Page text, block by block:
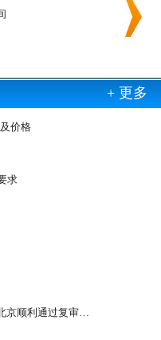
生产车间
+ 更多
价格
求
京顺利通过复审…